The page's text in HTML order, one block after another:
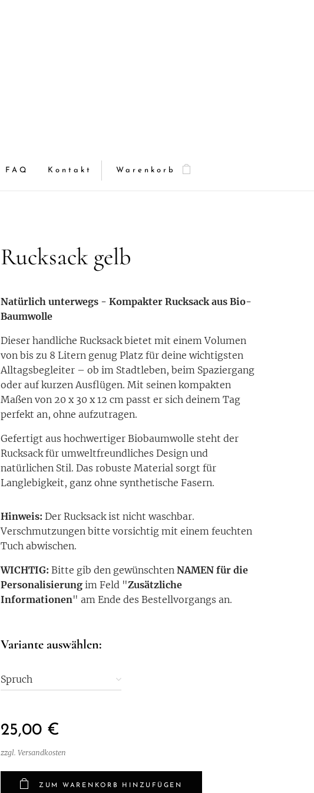
FAQ Kontakt Warenkorb
Rucksack gelb
Natürlich unterwegs - Kompakter Rucksack aus Bio-
Baumwolle
Dieser handliche Rucksack bietet mit einem Volumen
von bis zu 8 Litern genug Platz für deine wichtigsten
Alltagsbegleiter – ob im Stadtleben, beim Spaziergang
oder auf kurzen Ausflügen. Mit seinen kompakten
Maßen von 20 x 30 x 12 cm passt er sich deinem Tag
perfekt an, ohne aufzutragen.
Gefertigt aus hochwertiger Biobaumwolle steht der
Rucksack für umweltfreundliches Design und
natürlichen Stil. Das robuste Material sorgt für
Langlebigkeit, ganz ohne synthetische Fasern.
Hinweis: Der Rucksack ist nicht waschbar.
Verschmutzungen bitte vorsichtig mit einem feuchten
Tuch abwischen.
WICHTIG: Bitte gib den gewünschten NAMEN für die
Personalisierung im Feld "Zusätzliche
Informationen" am Ende des Bestellvorgangs an.
Variante auswählen:
Spruch
25,00 €
zzgl. Versandkosten
ZUM WARENKORB HINZUFÜGEN